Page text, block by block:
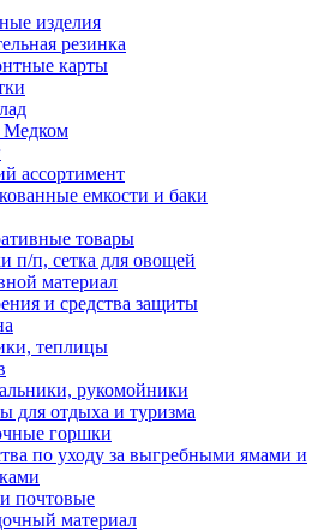
изделия
резинка
карты
Медком
ассортимент
емкости и баки
товары
п/п, сетка для овощей
материал
и средства защиты
теплицы
рукомойники
для отдыха и туризма
горшки
по уходу за выгребными ямами и
почтовые
материал